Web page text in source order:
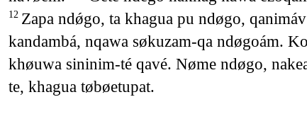
12 Zapa ndǿgo, ta khagua pu ndøgo,
kandambá, nqawa søkuzam-qa ndøgoám.
khøuwa sininim-té qavé. Nøme ndøgo,
te, khagua tøbøetupat.